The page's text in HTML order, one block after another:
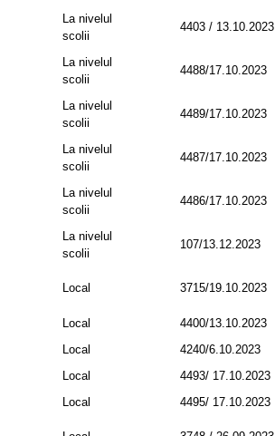
La nivelul
scolii
4403 / 13.10.2023
La nivelul
scolii
4488/17.10.2023
La nivelul
scolii
4489/17.10.2023
La nivelul
scolii
4487/17.10.2023
La nivelul
scolii
4486/17.10.2023
La nivelul
scolii
107/13.12.2023
Local 3715/19.10.2023
Local 4400/13.10.2023
Local
4240/6.10.2023
Local
4493/ 17.10.2023
Local
4495/ 17.10.2023